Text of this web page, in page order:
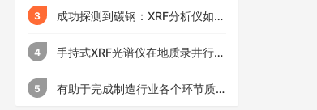
3
成功探测到碳钢：XRF分析仪如何
4
手持式XRF光谱仪在地质录井行业
5
有助于完成制造行业各个环节质